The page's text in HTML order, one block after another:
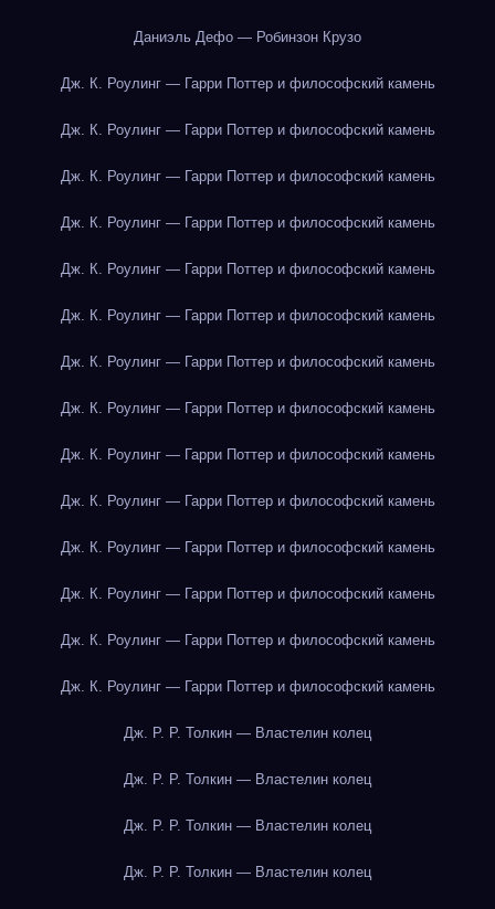
Даниэль Дефо — Робинзон Крузо
Дж. К. Роулинг — Гарри Поттер и философский камень
Дж. К. Роулинг — Гарри Поттер и философский камень
Дж. К. Роулинг — Гарри Поттер и философский камень
Дж. К. Роулинг — Гарри Поттер и философский камень
Дж. К. Роулинг — Гарри Поттер и философский камень
Дж. К. Роулинг — Гарри Поттер и философский камень
Дж. К. Роулинг — Гарри Поттер и философский камень
Дж. К. Роулинг — Гарри Поттер и философский камень
Дж. К. Роулинг — Гарри Поттер и философский камень
Дж. К. Роулинг — Гарри Поттер и философский камень
Дж. К. Роулинг — Гарри Поттер и философский камень
Дж. К. Роулинг — Гарри Поттер и философский камень
Дж. К. Роулинг — Гарри Поттер и философский камень
Дж. К. Роулинг — Гарри Поттер и философский камень
Дж. Р. Р. Толкин — Властелин колец
Дж. Р. Р. Толкин — Властелин колец
Дж. Р. Р. Толкин — Властелин колец
Дж. Р. Р. Толкин — Властелин колец